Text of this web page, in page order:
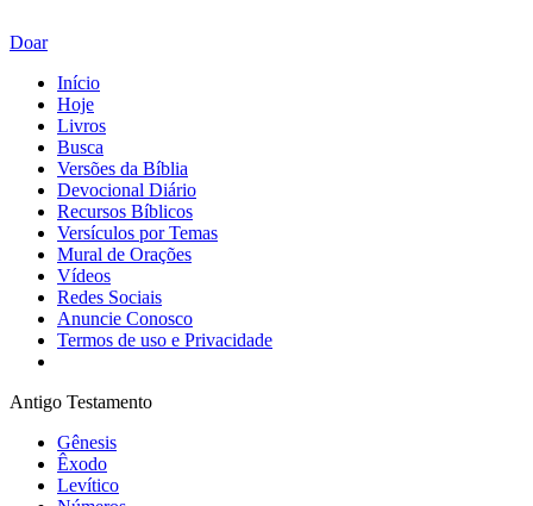
Doar
Início
Hoje
Livros
Busca
Versões da Bíblia
Devocional Diário
Recursos Bíblicos
Versículos por Temas
Mural de Orações
Vídeos
Redes Sociais
Anuncie Conosco
Termos de uso e Privacidade
Antigo Testamento
Gênesis
Êxodo
Levítico